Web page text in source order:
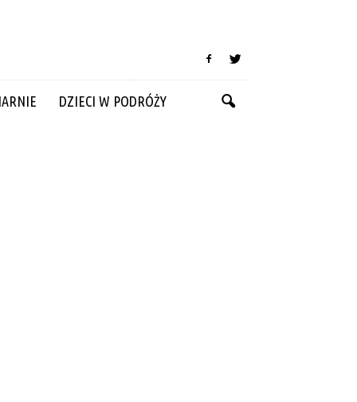
DZIECI W PODRÓŻY